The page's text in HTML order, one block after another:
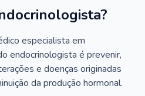
especialista em
endocrinologista é prevenir,
e doenças originadas
da produção hormonal.